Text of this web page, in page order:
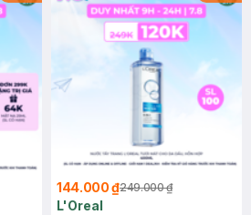
144.000 ₫249.000 ₫
L'Oreal